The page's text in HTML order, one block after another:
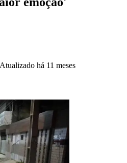
Atualizado há 11 meses